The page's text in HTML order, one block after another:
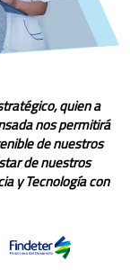
quien a
nos permitirá
de nuestros
de nuestros
y Tecnología con